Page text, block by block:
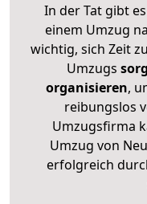
In der Tat gibt
einem Umzug
wichtig, sich Zeit
Umzugs
organisieren,
reibungslos
Umzugsfirma
Umzug von
erfolgreich